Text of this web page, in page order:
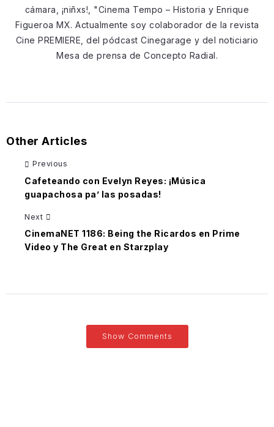
cámara, ¡niñxs!, "Cinema Tempo – Historia y Enrique
Figueroa MX. Actualmente soy colaborador de la revista
Cine PREMIERE, del pódcast Cinegarage y del noticiario
Mesa de prensa de Concepto Radial.
Other Articles
Previous
Cafeteando con Evelyn Reyes: ¡Música
guapachosa pa’ las posadas!
Next
CinemaNET 1186: Being the Ricardos en Prime
Video y The Great en Starzplay
Show Comments